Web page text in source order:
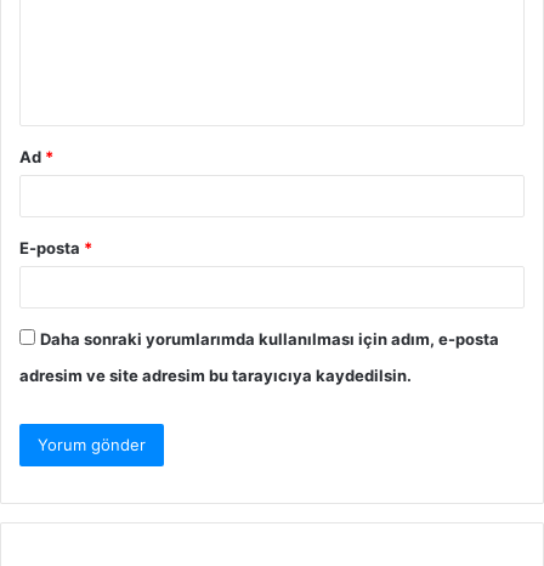
Ad *
E-posta *
Daha sonraki yorumlarımda kullanılması için adım, e-posta
adresim ve site adresim bu tarayıcıya kaydedilsin.